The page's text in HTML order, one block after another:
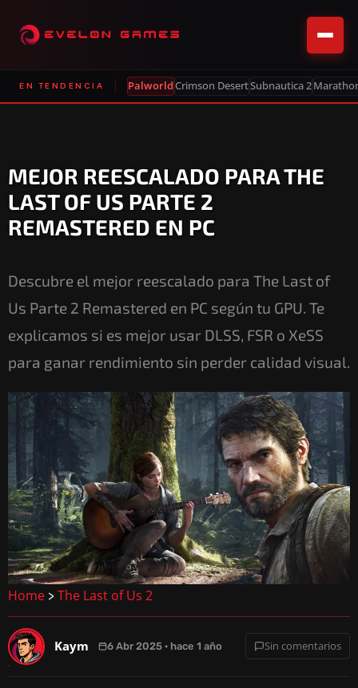
EN TENDENCIA PalworldCrimson DesertSubnautica 2
MEJOR REESCALADO PARA THE
LAST OF US PARTE 2
REMASTERED EN PC
Descubre el mejor reescalado para The Last of
Us Parte 2 Remastered en PC según tu GPU. Te
explicamos si es mejor usar DLSS, FSR o XeSS
para ganar rendimiento sin perder calidad visual.
Home > The Last of Us 2
Kaym 6 Abr 2025 · hace 1 año Sin comentarios